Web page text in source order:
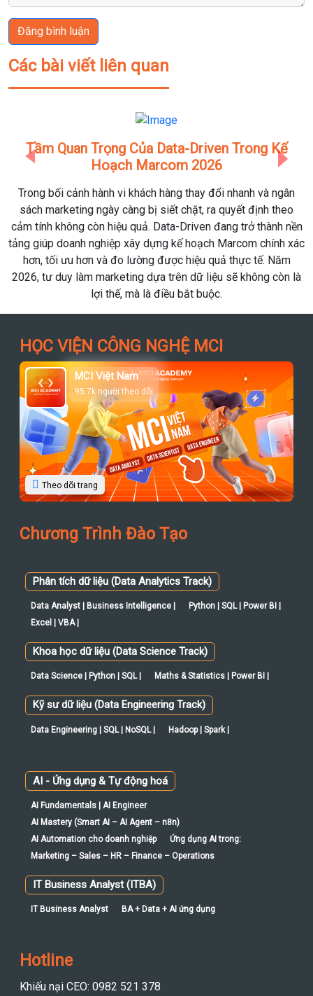
Đăng bình luận
Các bài viết liên quan
Trọng Của Data-Driven Trong Kế
Hoạch Marcom 2026
cảnh hành vi khách hàng thay đổi nhanh và ngân
ngày càng bị siết chặt, ra quyết định theo
còn hiệu quả. Data-Driven đang trở thành nền
nghiệp xây dựng kế hoạch Marcom chính xác
ưu hơn và đo lường được hiệu quả thực tế. Năm
làm marketing dựa trên dữ liệu sẽ không còn là
lợi thế, mà là điều bắt buộc.
Tổng
Khi Data
hệ thống,
Engineer
ngữ phổ
Previous
HỌC VIỆN CÔNG NGHỆ MCI
MCI Việt Nam
95.7k người theo dõi
Theo dõi trang
Chương Trình Đào Tạo
Phân tích dữ liệu (Data Analytics Track)
Data Analyst | Business Intelligence |
Python | SQL | Power BI |
Excel | VBA |
Khoa học dữ liệu (Data Science Track)
Data Science | Python | SQL | Maths & Statistics | Power BI |
Kỹ sư dữ liệu (Data Engineering Track)
Data Engineering | SQL | NoSQL | Hadoop | Spark |
AI - Ứng dụng & Tự động hoá
AI Fundamentals | AI Engineer
AI Mastery (Smart AI – AI Agent – n8n)
AI Automation cho doanh nghiệp
Ứng dụng AI trong:
Marketing – Sales – HR – Finance – Operations
IT Business Analyst (ITBA)
IT Business Analyst BA + Data + AI ứng dụng
Hotline
Khiếu nại CEO: 0982 521 378